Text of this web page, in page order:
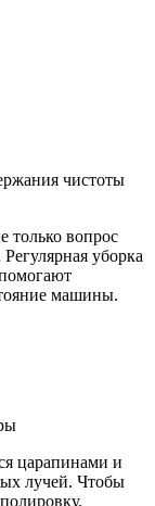
чистоты
только вопрос
уборка
машины.
царапинами и
лучей. Чтобы